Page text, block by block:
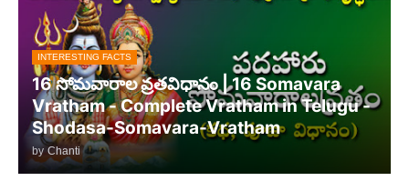
INTERESTING FACTS
16 సోమవారాల వ్రతవిధానం | 16 Somavara
Vratham - Complete Vratham in Telugu -
Shodasa-Somavara-Vratham
by Chanti